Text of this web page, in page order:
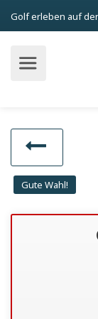
Golf erleben auf
Gute Wahl!